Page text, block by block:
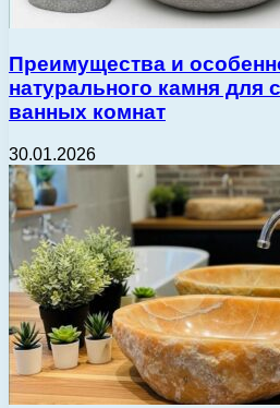
Преимущества и
натурального камня для
ванных комнат
30.01.2026